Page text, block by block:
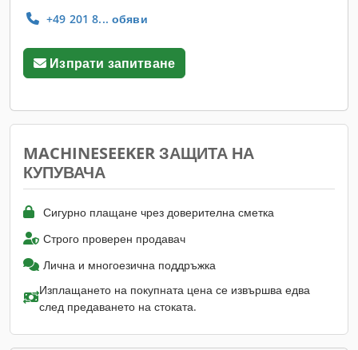
+49 201 8... обяви
Изпрати запитване
MACHINESEEKER ЗАЩИТА НА
КУПУВАЧА
Сигурно плащане чрез доверителна сметка
Строго проверен продавач
Лична и многоезична поддръжка
Изплащането на покупната цена се извършва едва
след предаването на стоката.